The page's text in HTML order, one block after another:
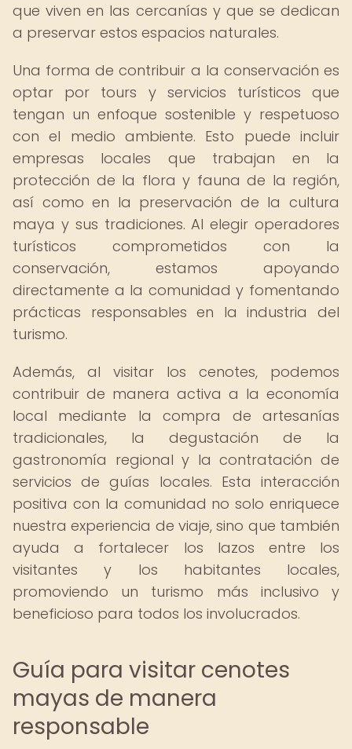
que viven en las cercanías y que se dedican
a preservar estos espacios naturales.
Una forma de contribuir a la conservación es
optar por tours y servicios turísticos que
tengan un enfoque sostenible y respetuoso
con el medio ambiente. Esto puede incluir
empresas locales que trabajan en la
protección de la flora y fauna de la región,
así como en la preservación de la cultura
maya y sus tradiciones. Al elegir operadores
turísticos comprometidos con la
conservación, estamos apoyando
directamente a la comunidad y fomentando
prácticas responsables en la industria del
turismo.
Además, al visitar los cenotes, podemos
contribuir de manera activa a la economía
local mediante la compra de artesanías
tradicionales, la degustación de la
gastronomía regional y la contratación de
servicios de guías locales. Esta interacción
positiva con la comunidad no solo enriquece
nuestra experiencia de viaje, sino que también
ayuda a fortalecer los lazos entre los
visitantes y los habitantes locales,
promoviendo un turismo más inclusivo y
beneficioso para todos los involucrados.
Guía para visitar cenotes
mayas de manera
responsable